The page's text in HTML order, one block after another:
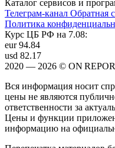
Каталог сервисов и
Телеграм-канал Обратная
Политика
Курс ЦБ РФ на 7.08:
eur94.84
usd 82.17
2020 — 2026 © ON
Вся информация носит
цены не являются
ответственности за
Цены и функции
информацию на